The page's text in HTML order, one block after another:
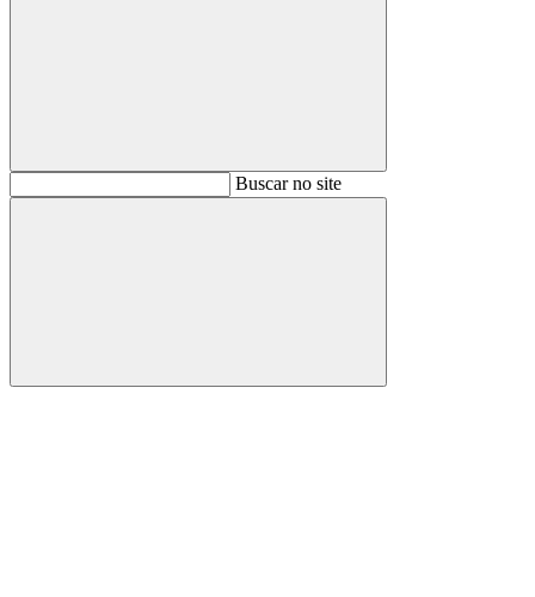
BuscarBuscar no site
Buscar